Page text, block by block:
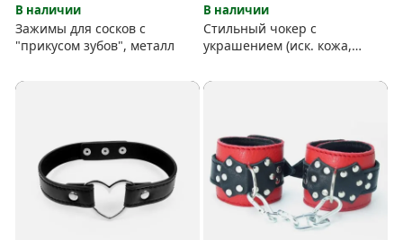
В наличии
Зажимы для сосков с
"прикусом зубов", металл
В наличии
Стильный чокер с
украшением (иск. кожа,